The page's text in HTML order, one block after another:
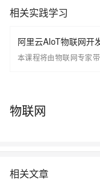
相关实践学习
阿里云AIoT物联网开
本课程将由物联网专家
https://
物联网
相关文章